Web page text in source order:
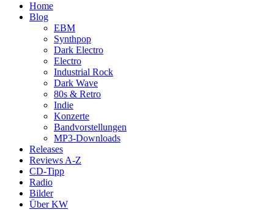
Home
Blog
EBM
Synthpop
Dark Electro
Electro
Industrial Rock
Dark Wave
80s & Retro
Indie
Konzerte
Bandvorstellungen
MP3-Downloads
Releases
Reviews A-Z
CD-Tipp
Radio
Bilder
Über KW